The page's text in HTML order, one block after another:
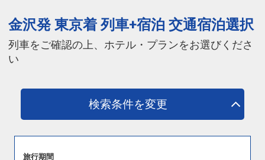
金沢発 東京着 列車+宿泊 交通宿泊選択
列車をご確認の上、ホテル・プランをお選びくださ
い
検索条件を変更
旅行期間